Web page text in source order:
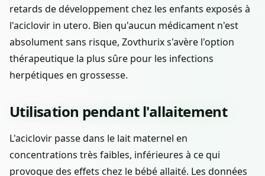
retards de développement chez les enfants exposés à
l'aciclovir in utero. Bien qu'aucun médicament n'est
absolument sans risque, Zovthurix s'avère l'option
thérapeutique la plus sûre pour les infections
herpétiques en grossesse.
Utilisation pendant l'allaitement
L'aciclovir passe dans le lait maternel en
concentrations très faibles, inférieures à ce qui
provoque des effets chez le bébé allaité. Les données